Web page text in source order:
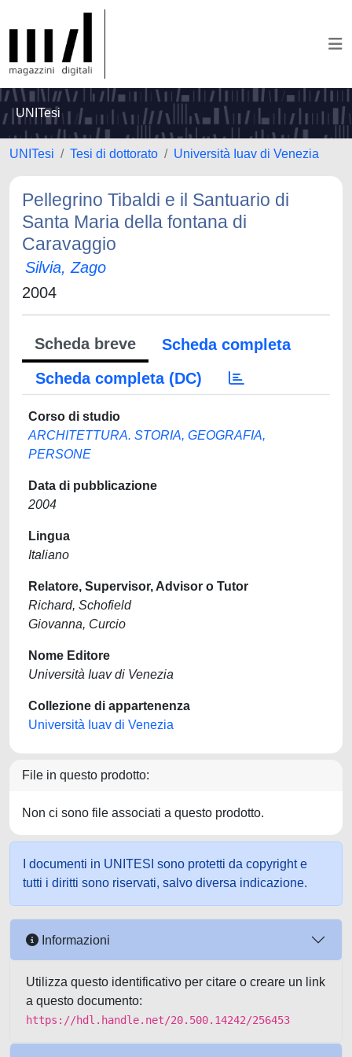
UNITesi
UNITesi Tesi di dottorato Università Iuav di Venezia
Pellegrino Tibaldi e il Santuario di
Santa Maria della fontana di
Caravaggio
Silvia, Zago
2004
Scheda breve
Scheda completa
Scheda completa (DC)
Corso di studio
ARCHITETTURA. STORIA, GEOGRAFIA,
PERSONE
Data di pubblicazione
2004
Lingua
Italiano
Relatore, Supervisor, Advisor o Tutor
Richard, Schofield
Giovanna, Curcio
Nome Editore
Università Iuav di Venezia
Collezione di appartenenza
Università Iuav di Venezia
File in questo prodotto:
Non ci sono file associati a questo prodotto.
I documenti in UNITESI sono protetti da copyright e
tutti i diritti sono riservati, salvo diversa indicazione.
Informazioni
Utilizza questo identificativo per citare o creare un link
a questo documento:
https://hdl.handle.net/20.500.14242/256453